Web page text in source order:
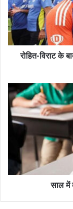
रोहित-विराट के
साल में